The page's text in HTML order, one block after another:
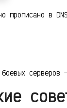
прописано в
серверов —